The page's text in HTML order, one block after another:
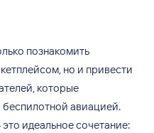
познакомить
но и привести
которые
авиацией.
это идеальное сочетание: